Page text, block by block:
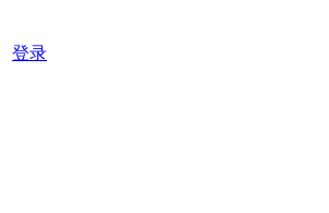
登录